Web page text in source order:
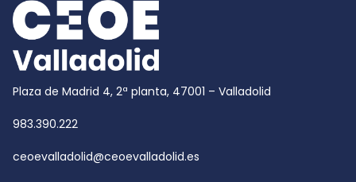
Plaza de Madrid 4, 2ª planta, 47001 – Valladolid
983.390.222
ceoevalladolid@ceoevalladolid.es